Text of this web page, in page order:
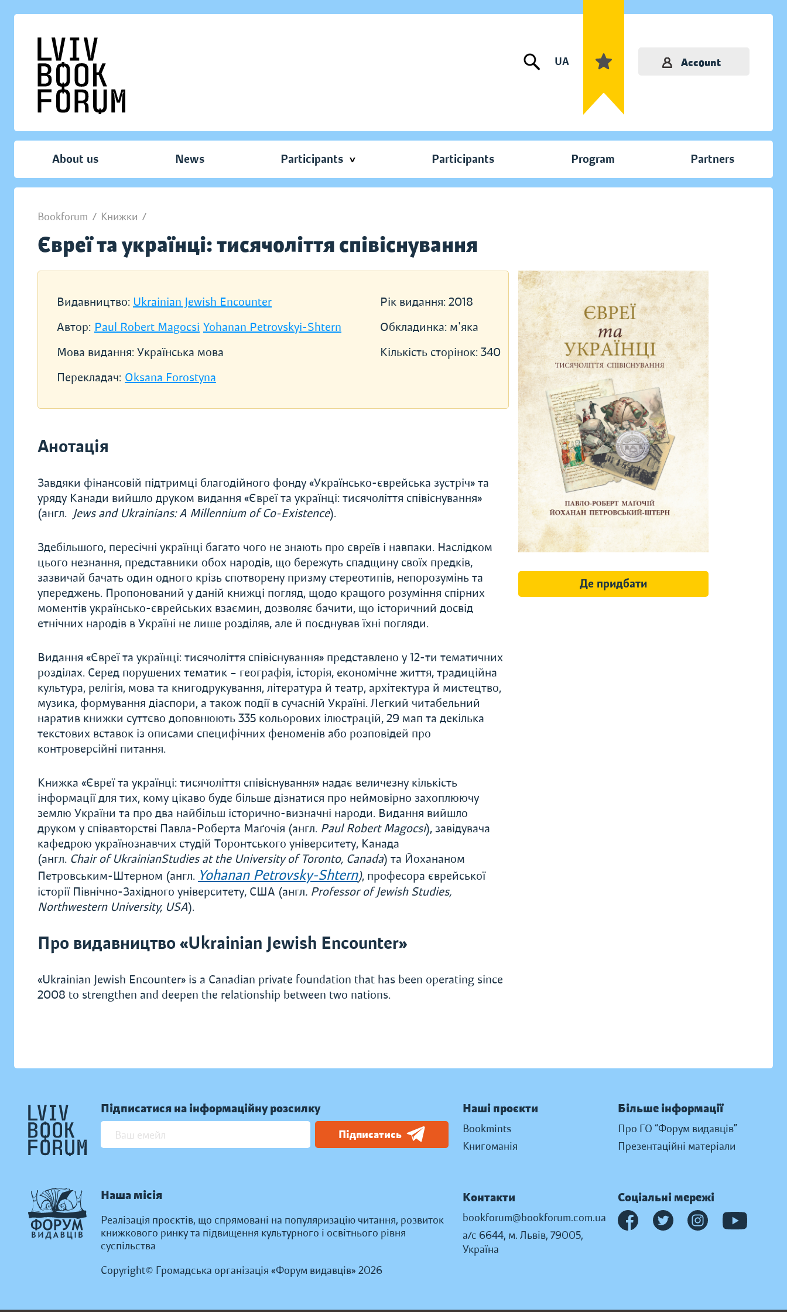
UA Account
About us News Participants Participants Program Partners
Bookforum / Книжки /
Євреї та українці: тисячоліття співіснування
Видавництво: Ukrainian Jewish Encounter
Автор: Paul Robert Magocsi Yohanan Petrovskyi-Shtern
Мова видання: Українська мова
Перекладач: Oksana Forostyna
Рік видання: 2018
Обкладинка: м'яка
Кількість сторінок: 340
Анотація
Завдяки фінансовій підтримці благодійного фонду «Українсько-єврейська зустріч» та
уряду Канади вийшло друком видання «Євреї та українці: тисячоліття співіснування»
(англ. Jews and Ukrainians: A Millennium of Co-Existence).
Здебільшого, пересічні українці багато чого не знають про євреїв і навпаки. Наслідком
цього незнання, представники обох народів, що бережуть спадщину своїх предків,
зазвичай бачать один одного крізь спотворену призму стереотипів, непорозумінь та
упереджень. Пропонований у даній книжці погляд, щодо кращого розуміння спірних
моментів українсько-єврейських взаємин, дозволяє бачити, що історичний досвід
етнічних народів в Україні не лише розділяв, але й поєднував їхні погляди.
Видання «Євреї та українці: тисячоліття співіснування» представлено у 12-ти тематичних
розділах. Серед порушених тематик – географія, історія, економічне життя, традиційна
культура, релігія, мова та книгодрукування, література й театр, архітектура й мистецтво,
музика, формування діаспори, а також події в сучасній Україні. Легкий читабельний
наратив книжки суттєво доповнюють 335 кольорових ілюстрацій, 29 мап та декілька
текстових вставок із описами специфічних феноменів або розповідей про
контроверсійні питання.
Книжка «Євреї та українці: тисячоліття співіснування» надає величезну кількість
інформації для тих, кому цікаво буде більше дізнатися про неймовірно захоплюючу
землю України та про два найбільш історично-визначні народи. Видання вийшло
друком у співавторстві Павла-Роберта Маґочія (англ. Paul Robert Magocsi), завідувача
кафедрою українознавчих студій Торонтського університету, Канада
(англ. Chair of UkrainianStudies at the University of Toronto, Canada) та Йохананом
Петровським-Штерном (англ. Yohanan Petrovsky-Shtern), професора єврейської
історії Північно-Західного університету, США (англ. Professor of Jewish Studies,
Northwestern University, USA).
Про видавництво «Ukrainian Jewish Encounter»
«Ukrainian Jewish Encounter» is a Canadian private foundation that has been operating since
2008 to strengthen and deepen the relationship between two nations.
Де придбати
Підписатися на інформаційну розсилку
Підписатись
Наша місія
Реалізація проєктів, що спрямовані на популяризацію читання, розвиток
книжкового ринку та підвищення культурного і освітнього рівня
суспільства
Copyright© Громадська організація «Форум видавців» 2026
Наші проєкти
Bookmints
Книгоманія
Більше інформації
Про ГО “Форум видавців”
Презентаційні матеріали
Контакти
bookforum@bookforum.com.ua
а/с 6644, м. Львів, 79005,
Україна
Соціальні мережі